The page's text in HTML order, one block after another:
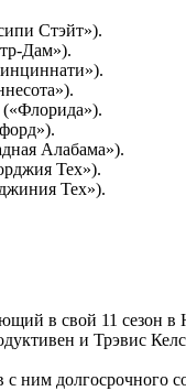
Стэйт»).
Дам»).
Алабама»).
Тех»).
Тех»).
в свой 11 сезон
и Трэвис
ним долгосрочного